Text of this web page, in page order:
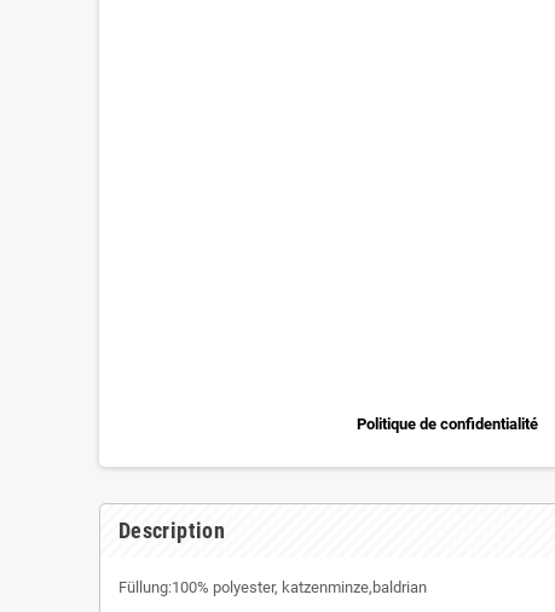
Politique de confidentialité
Description
Füllung:100% polyester, katzenminze,baldrian